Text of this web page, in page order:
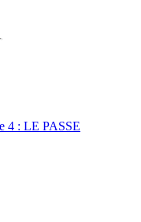
4 : LE PASSE